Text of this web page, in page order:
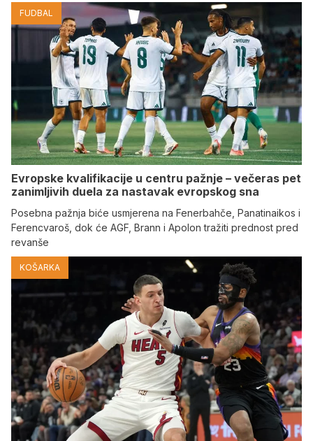
FUDBAL
Evropske kvalifikacije u centru pažnje – večeras pet
zanimljivih duela za nastavak evropskog sna
Posebna pažnja biće usmjerena na Fenerbahče, Panatinaikos i
Ferencvaroš, dok će AGF, Brann i Apolon tražiti prednost pred
revanše
KOŠARKA